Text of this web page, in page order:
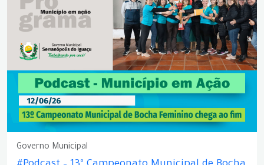
Governo Municipal